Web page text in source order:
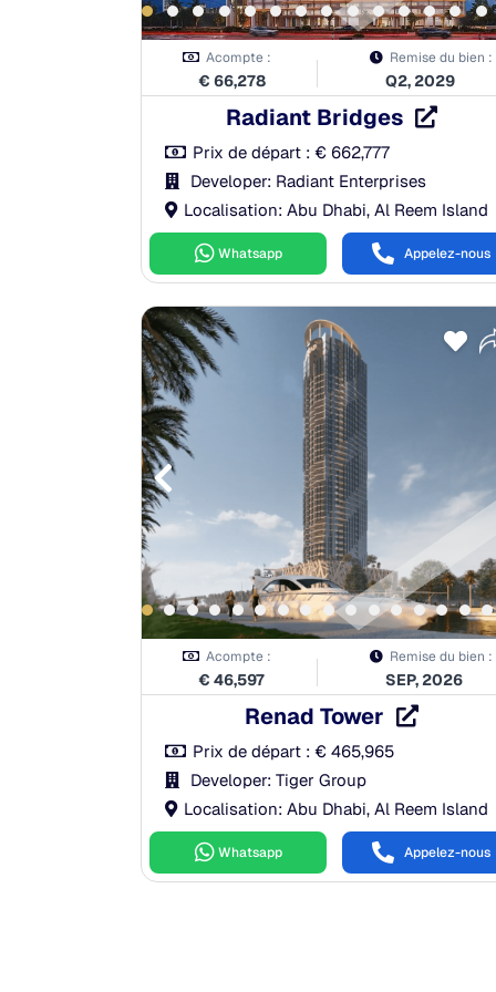
Acompte :
€ 66,278
Remise du bien :
Q2, 2029
Radiant Bridges
Prix de départ : € 662,777
Developer: Radiant Enterprises
Localisation: Abu Dhabi, Al Reem Island
Whatsapp Appelez-nous
Acompte :
€ 46,597
Remise du bien :
SEP, 2026
Renad Tower
Prix de départ : € 465,965
Developer: Tiger Group
Localisation: Abu Dhabi, Al Reem Island
Whatsapp Appelez-nous
Payment Plan
À la réservation:
Pendant la construction:
À la remise des clés:
Après la remise des clés:
0.00%